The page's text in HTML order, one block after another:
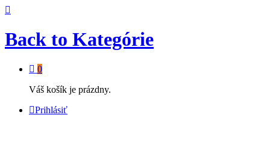
Back to Kategórie
0
Váš košík je prázdny.
Prihlásiť